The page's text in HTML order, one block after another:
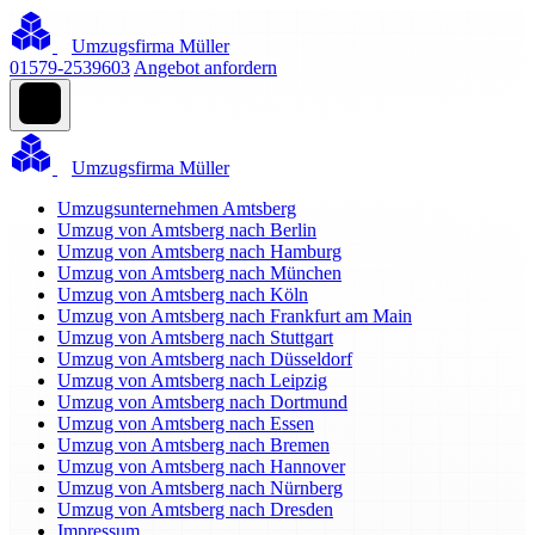
Umzugsfirma Müller
01579-2539603 Angebot anfordern
Umzugsfirma Müller
Umzugsunternehmen Amtsberg
Umzug von Amtsberg nach Berlin
Umzug von Amtsberg nach Hamburg
Umzug von Amtsberg nach München
Umzug von Amtsberg nach Köln
Umzug von Amtsberg nach Frankfurt am Main
Umzug von Amtsberg nach Stuttgart
Umzug von Amtsberg nach Düsseldorf
Umzug von Amtsberg nach Leipzig
Umzug von Amtsberg nach Dortmund
Umzug von Amtsberg nach Essen
Umzug von Amtsberg nach Bremen
Umzug von Amtsberg nach Hannover
Umzug von Amtsberg nach Nürnberg
Umzug von Amtsberg nach Dresden
Impressum